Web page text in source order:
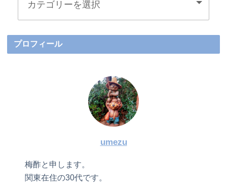
プロフィール
umezu
梅酢と申します。
関東在住の30代です。